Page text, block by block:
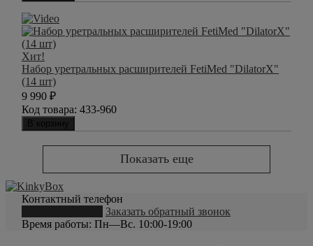
Хит!
Набор уретральных расширителей FetiMed "DilatorX"
(14 шт)
9 990 ₽
Код товара: 433-960
В корзину
Показать еще
Контактный телефон
Заказать обратный звонок
Время работы: Пн—Вс. 10:00-19:00